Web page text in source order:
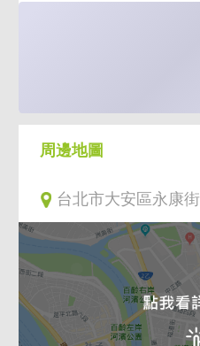
周邊地圖
台北市大安區永康街